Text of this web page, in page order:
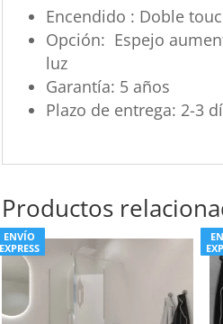
Encendido : Doble
Opción: Espejo
luz
Garantía: 5 años
Plazo de entrega: 2-3
Productos
ENVÍO